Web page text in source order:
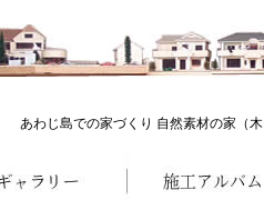
あわじ島での家づくり 自然素材の家（木